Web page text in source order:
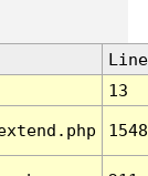
Line
13
1548